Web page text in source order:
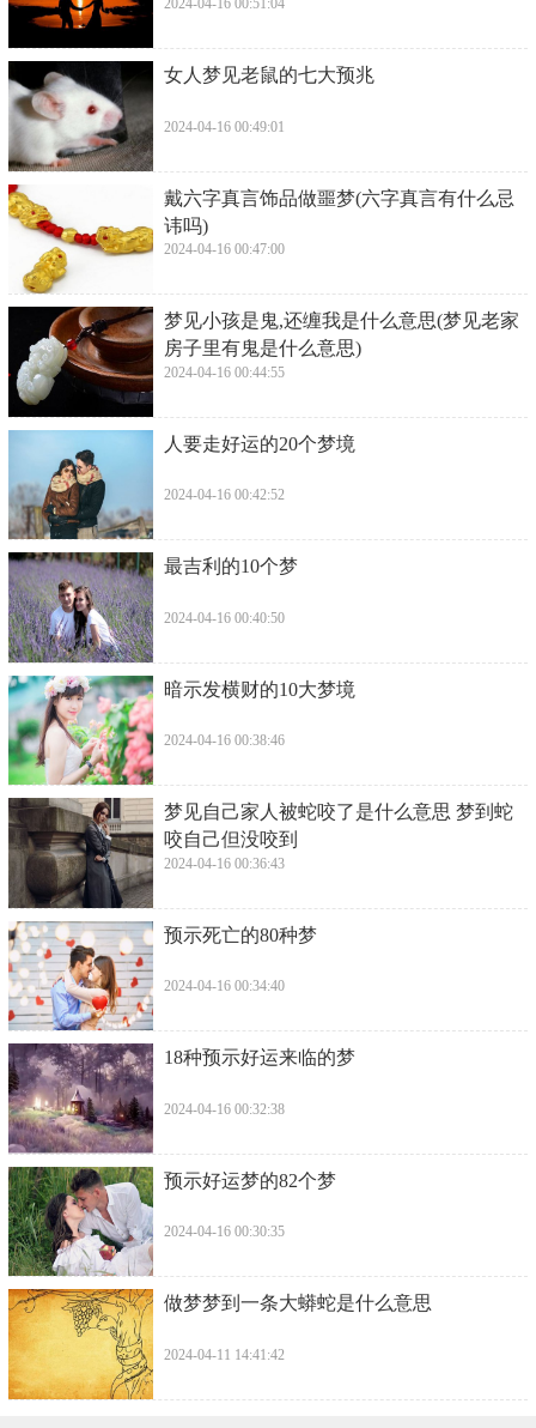
2024-04-16 00:51:04
​女人梦见老鼠的七大预兆
2024-04-16 00:49:01
​戴六字真言饰品做噩梦(六字真言有什么忌
讳吗)
2024-04-16 00:47:00
​梦见小孩是鬼,还缠我是什么意思(梦见老家
房子里有鬼是什么意思)
2024-04-16 00:44:55
​人要走好运的20个梦境
2024-04-16 00:42:52
​最吉利的10个梦
2024-04-16 00:40:50
​暗示发横财的10大梦境
2024-04-16 00:38:46
​梦见自己家人被蛇咬了是什么意思 梦到蛇
咬自己但没咬到
2024-04-16 00:36:43
​预示死亡的80种梦
2024-04-16 00:34:40
​18种预示好运来临的梦
2024-04-16 00:32:38
​预示好运梦的82个梦
2024-04-16 00:30:35
​做梦梦到一条大蟒蛇是什么意思
2024-04-11 14:41:42